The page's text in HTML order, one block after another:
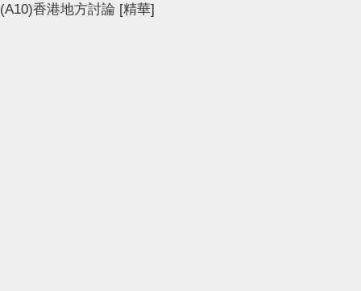
(A10)香港地方討論 [精華]